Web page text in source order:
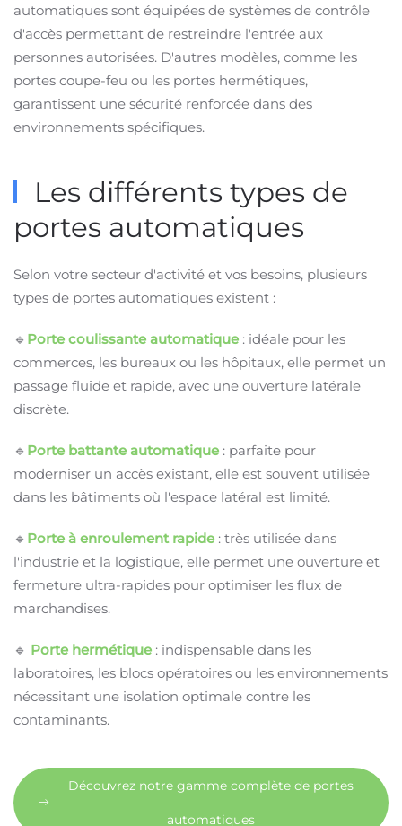
automatiques sont équipées de systèmes de contrôle
d'accès permettant de restreindre l'entrée aux
personnes autorisées. D'autres modèles, comme les
portes coupe-feu ou les portes hermétiques,
garantissent une sécurité renforcée dans des
environnements spécifiques.
Les différents types de
portes automatiques
Selon votre secteur d'activité et vos besoins, plusieurs
types de portes automatiques existent :
🔹 Porte coulissante automatique : idéale pour les
commerces, les bureaux ou les hôpitaux, elle permet un
passage fluide et rapide, avec une ouverture latérale
discrète.
🔹 Porte battante automatique : parfaite pour
moderniser un accès existant, elle est souvent utilisée
dans les bâtiments où l'espace latéral est limité.
🔹 Porte à enroulement rapide : très utilisée dans
l'industrie et la logistique, elle permet une ouverture et
fermeture ultra-rapides pour optimiser les flux de
marchandises.
🔹 Porte hermétique : indispensable dans les
laboratoires, les blocs opératoires ou les environnements
nécessitant une isolation optimale contre les
contaminants.
Découvrez notre gamme complète de portes
automatiques